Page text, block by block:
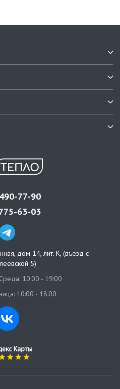
77-90
63-03
дом 14, лит. К, (въезд с
5)
10:00 - 19:00
10:00 - 18:00